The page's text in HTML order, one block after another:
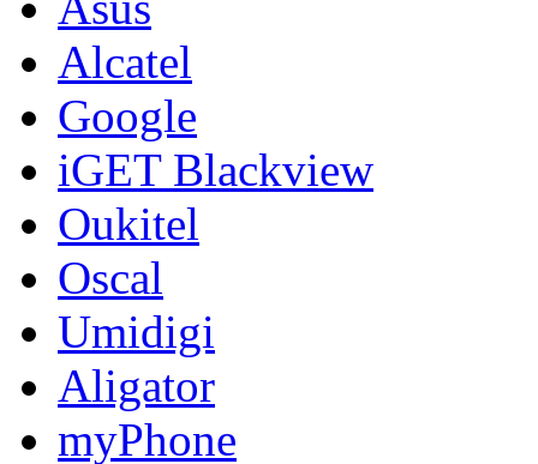
Alcatel
Google
iGET Blackview
Oukitel
Oscal
Umidigi
Aligator
myPhone